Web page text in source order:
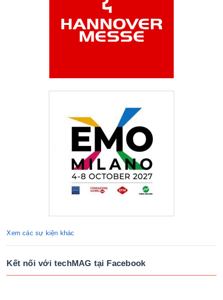
Xem các sự kiện khác
Kết nối với techMAG tại Facebook